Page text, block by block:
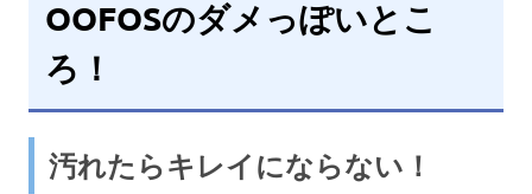
OOFOSのダメっぽいとこ
ろ！
汚れたらキレイにならない！